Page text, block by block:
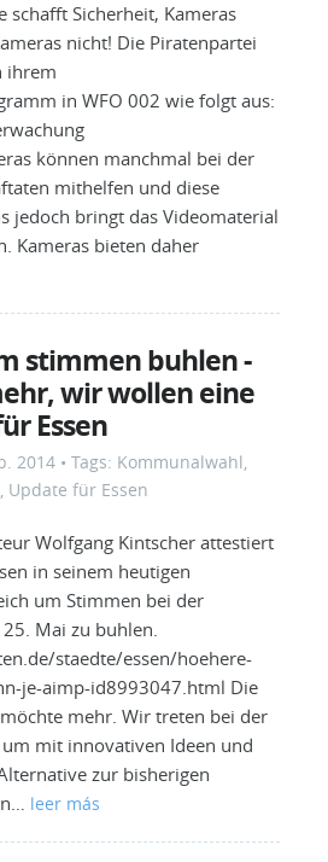
schafft Sicherheit, Kameras
nicht! Die Piratenpartei
ihrem
in WFO 002 wie folgt aus:
können manchmal bei der
mithelfen und diese
jedoch bringt das Videomaterial
Kameras bieten daher
stimmen buhlen -
wir wollen eine
Essen
2014 • Tags: Kommunalwahl,
, Update für Essen
Wolfgang Kintscher attestiert
in seinem heutigen
um Stimmen bei der
Mai zu buhlen.
staedte/essen/hoehere-
je-aimp-id8993047.html Die
mehr. Wir treten bei der
mit innovativen Ideen und
zur bisherigen
leer más